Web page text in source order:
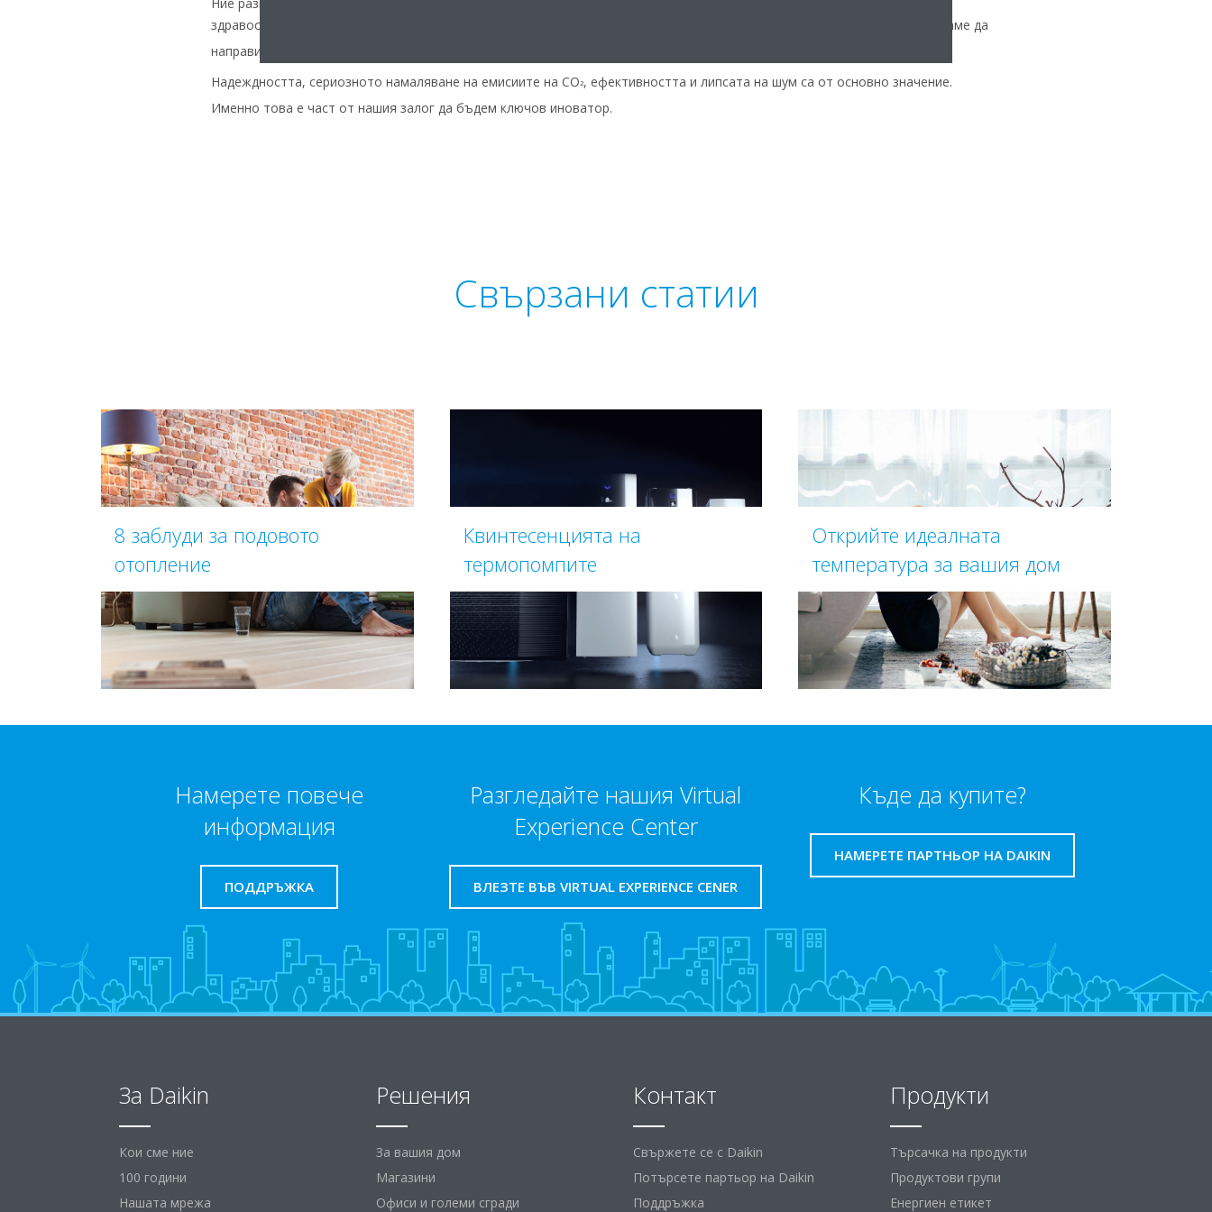
здравословен и безопасен въздух, като същевременно се стремим към почти нулеви емисии на CO
. А освен това искаме да
направим термопомпите лесни за използване и естетични на външен вид.
Надеждността, сериозното намаляване на емисиите на CO², ефективността и липсата на шум са от основно значение.
Именно това е част от нашия залог да бъдем ключов иноватор.
Свързани статии
8 заблуди за подовото
отопление
Квинтесенцията на
термопомпите
Открийте идеалната
температура за вашия дом
Намерете повече
информация
ПОДДРЪЖКА
Разгледайте нашия Virtual
Experience Center
ВЛЕЗТЕ ВЪВ VIRTUAL EXPERIENCE CENER
Къде да купите?
НАМЕРЕТЕ ПАРТНЬОР НА DAIKIN
За Daikin
Кои сме ние
100 години
Нашата мрежа
Решения
За вашия дом
Магазини
Офиси и големи сгради
Контакт
Свържете се с Daikin
Потърсете партьор на Daikin
Поддръжка
Продукти
Търсачка на продукти
Продуктови групи
Енергиен етикет